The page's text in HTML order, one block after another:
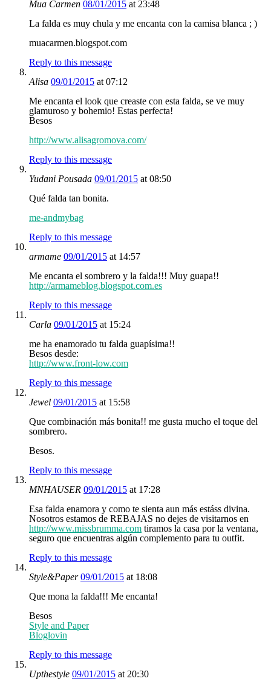
Mua Carmen 08/01/2015 at 23:48
La falda es muy chula y me encanta con la camisa blanca ; )
muacarmen.blogspot.com
Reply to this message
Alisa 09/01/2015 at 07:12
Me encanta el look que creaste con esta falda, se ve muy
glamuroso y bohemio! Estas perfecta!
Besos
http://www.alisagromova.com/
Reply to this message
Yudani Pousada 09/01/2015 at 08:50
Qué falda tan bonita.
me-andmybag
Reply to this message
armame 09/01/2015 at 14:57
Me encanta el sombrero y la falda!!! Muy guapa!!
http://armameblog.blogspot.com.es
Reply to this message
Carla 09/01/2015 at 15:24
me ha enamorado tu falda guapísima!!
Besos desde:
http://www.front-low.com
Reply to this message
Jewel 09/01/2015 at 15:58
Que combinación más bonita!! me gusta mucho el toque del
sombrero.
Besos.
Reply to this message
MNHAUSER 09/01/2015 at 17:28
Esa falda enamora y como te sienta aun más estáss divina.
Nosotros estamos de REBAJAS no dejes de visitarnos en
http://www.missbrumma.com tiramos la casa por la ventana,
seguro que encuentras algún complemento para tu outfit.
Reply to this message
Style&Paper09/01/2015 at 18:08
Que mona la falda!!! Me encanta!
Besos
Style and Paper
Bloglovin
Reply to this message
Upthestyle 09/01/2015 at 20:30